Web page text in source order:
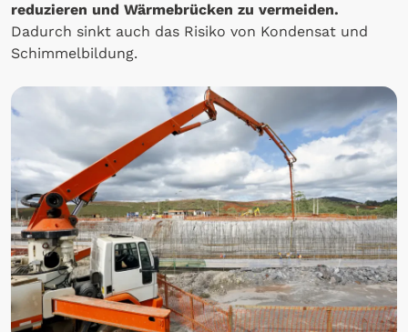
reduzieren und Wärmebrücken zu vermeiden.
Dadurch sinkt auch das Risiko von Kondensat und
Schimmelbildung.